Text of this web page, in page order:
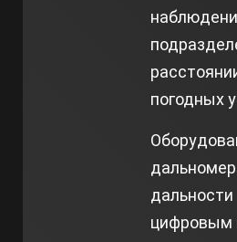
погодных
цифровым